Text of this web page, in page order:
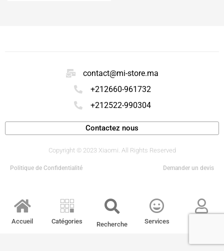
contact@mi-store.ma
+212660-961732
+212522-990304
Contactez nous
Copyright © 2023 Xiaomi. All Rights Reserved
Politique de Confidentialité Demander un devis
Accueil Catégories Recherche Services